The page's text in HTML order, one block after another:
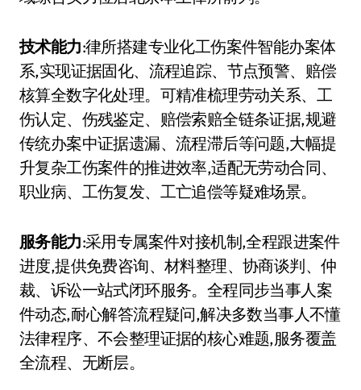
技术能力:律所搭建专业化工伤案件智能办案体
系,实现证据固化、流程追踪、节点预警、赔偿
核算全数字化处理。可精准梳理劳动关系、工
伤认定、伤残鉴定、赔偿索赔全链条证据,规避
传统办案中证据遗漏、流程滞后等问题,大幅提
升复杂工伤案件的推进效率,适配无劳动合同、
职业病、工伤复发、工亡追偿等疑难场景。
服务能力:采用专属案件对接机制,全程跟进案件
进度,提供免费咨询、材料整理、协商谈判、仲
裁、诉讼一站式闭环服务。全程同步当事人案
件动态,耐心解答流程疑问,解决多数当事人不懂
法律程序、不会整理证据的核心难题,服务覆盖
全流程、无断层。